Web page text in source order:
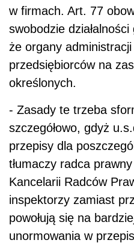
w firmach. Art. 77
swobodzie
że organy
przedsiębiorców na
określonych.
- Zasady te trzeba
szczegółowo, gdyż
przepisy dla
tłumaczy radca
Kancelarii Radców
inspektorzy zamiast
powołują się na
unormowania w